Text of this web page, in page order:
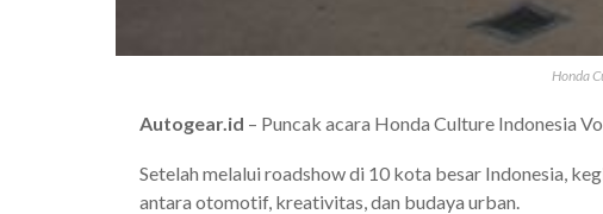
Honda
Autogear.id – Puncak acara Honda Culture Indonesia
Setelah melalui roadshow di 10 kota besar Indonesia,
antara otomotif, kreativitas, dan budaya urban.